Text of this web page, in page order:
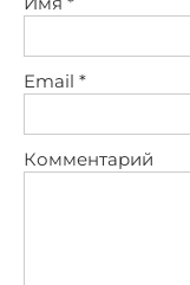
Email *
Комментарий